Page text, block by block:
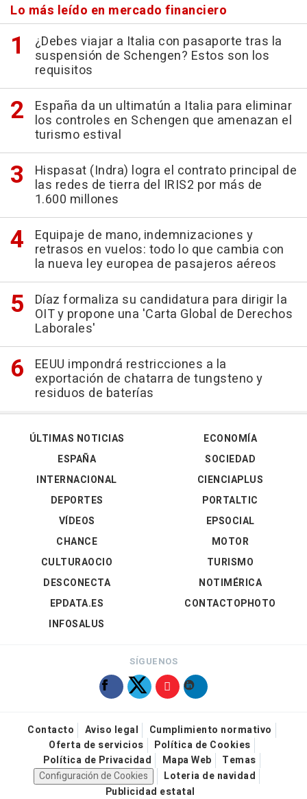
Lo más leído en mercado financiero
¿Debes viajar a Italia con pasaporte tras la
suspensión de Schengen? Estos son los
requisitos
España da un ultimatún a Italia para eliminar
los controles en Schengen que amenazan el
turismo estival
Hispasat (Indra) logra el contrato principal de
las redes de tierra del IRIS2 por más de
1.600 millones
Equipaje de mano, indemnizaciones y
retrasos en vuelos: todo lo que cambia con
la nueva ley europea de pasajeros aéreos
Díaz formaliza su candidatura para dirigir la
OIT y propone una 'Carta Global de Derechos
Laborales'
EEUU impondrá restricciones a la
exportación de chatarra de tungsteno y
residuos de baterías
ÚLTIMAS NOTICIAS
ESPAÑA
INTERNACIONAL
DEPORTES
VÍDEOS
ECONOMÍA
SOCIEDAD
CIENCIAPLUS
PORTALTIC
EPSOCIAL
CHANCE
CULTURAOCIO
DESCONECTA
EPDATA.ES
INFOSALUS
MOTOR
TURISMO
NOTIMÉRICA
CONTACTOPHOTO
SÍGUENOS
Contacto Aviso legal
Cumplimiento normativo
Oferta de servicios
Política de Cookies
Política de Privacidad
Mapa Web
Temas
Configuración de Cookies
Loteria de navidad
Publicidad estatal